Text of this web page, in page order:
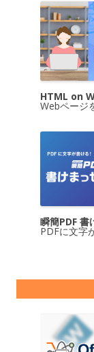
HTML on
Webページ
瞬簡PDF 書
PDFに文字